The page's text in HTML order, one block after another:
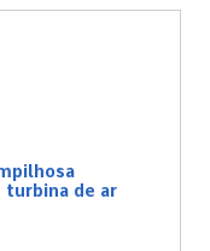
turbina de ar